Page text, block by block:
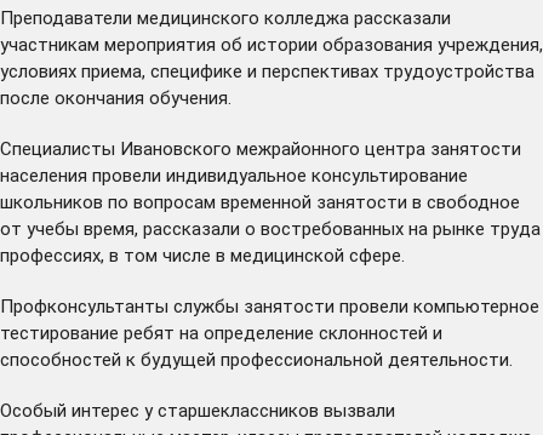
Преподаватели медицинского колледжа рассказали
участникам мероприятия об истории образования учреждения,
условиях приема, специфике и перспективах трудоустройства
после окончания обучения.
Специалисты Ивановского межрайонного центра занятости
населения провели индивидуальное консультирование
школьников по вопросам временной занятости в свободное
от учебы время, рассказали о востребованных на рынке труда
профессиях, в том числе в медицинской сфере.
Профконсультанты службы занятости провели компьютерное
тестирование ребят на определение склонностей и
способностей к будущей профессиональной деятельности.
Особый интерес у старшеклассников вызвали